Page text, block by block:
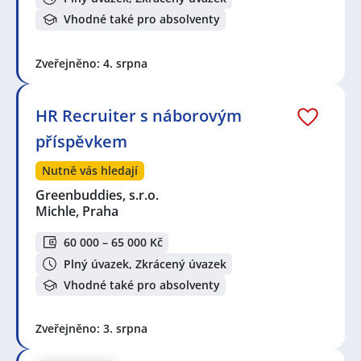
Vhodné také pro absolventy
Zveřejněno: 4. srpna
HR Recruiter s náborovým
příspěvkem
Nutně vás hledají
Greenbuddies, s.r.o.
Michle, Praha
60 000 – 65 000 Kč
Plný úvazek, Zkrácený úvazek
Vhodné také pro absolventy
Zveřejněno: 3. srpna